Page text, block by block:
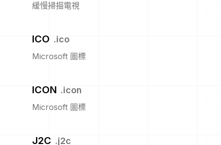
緩慢掃描電視
ICO .ico
Microsoft 圖標
ICON .icon
Microsoft 圖標
J2C .j2c